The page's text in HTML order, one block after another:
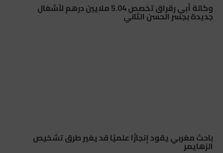
وكالة أبي رقراق تخصص 5.04 ملايين درهم لأشغال
جديدة بجسر الحسن الثاني
باحث مغربي يقود إنجازًا علميًا قد يغير طرق تشخيص
الزهايمر